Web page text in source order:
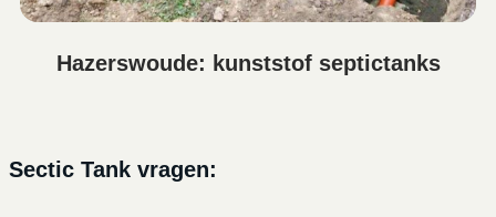
Hazerswoude: kunststof septictanks
Sectic Tank vragen: